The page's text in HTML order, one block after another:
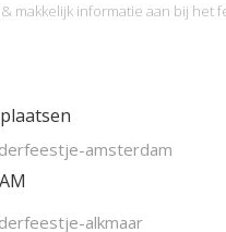
makkelijk informatie aan bij het